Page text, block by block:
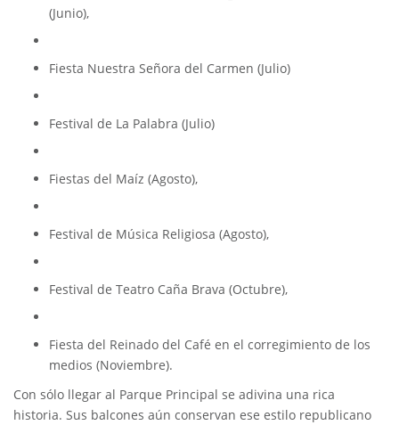
(Junio),
Fiesta Nuestra Señora del Carmen (Julio)
Festival de La Palabra (Julio)
Fiestas del Maíz (Agosto),
Festival de Música Religiosa (Agosto),
Festival de Teatro Caña Brava (Octubre),
Fiesta del Reinado del Café en el corregimiento de los
medios (Noviembre).
Con sólo llegar al Parque Principal se adivina una rica
historia. Sus balcones aún conservan ese estilo republicano